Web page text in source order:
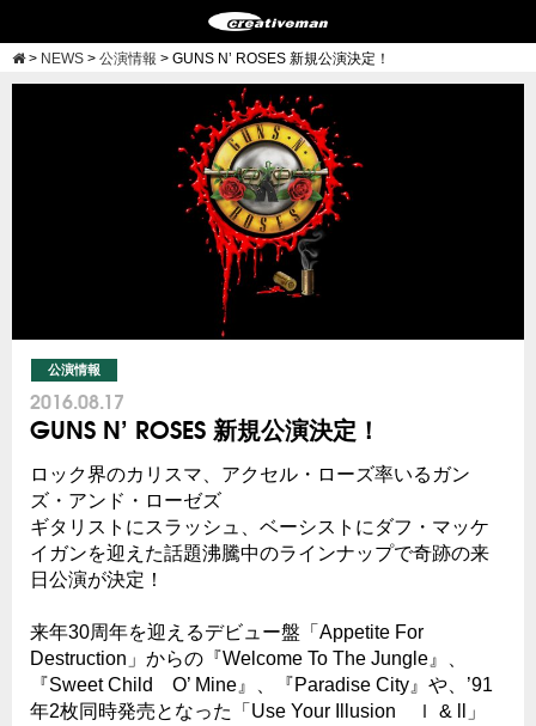
> NEWS > 公演情報 > GUNS N’ ROSES 新規公演決定！
公演情報
2016.08.17
GUNS N’ ROSES 新規公演決定！
ロック界のカリスマ、アクセル・ローズ率いるガン
ズ・アンド・ローゼズ
ギタリストにスラッシュ、ベーシストにダフ・マッケ
イガンを迎えた話題沸騰中のラインナップで奇跡の来
日公演が決定！
来年30周年を迎えるデビュー盤「Appetite For
Destruction」からの『Welcome To The Jungle』、
『Sweet Child O’ Mine』、『Paradise City』や、’91
年2枚同時発売となった「Use Your Illusion ｌ & ll」